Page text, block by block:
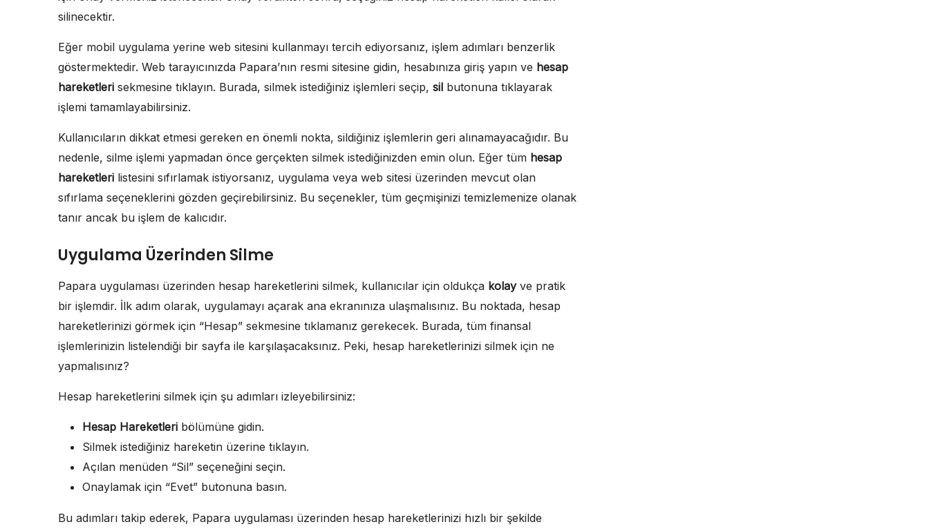
silinecektir.
Eğer mobil uygulama yerine web sitesini kullanmayı tercih ediyorsanız, işlem adımları benzerlik
göstermektedir. Web tarayıcınızda Papara’nın resmi sitesine gidin, hesabınıza giriş yapın ve hesap
hareketleri sekmesine tıklayın. Burada, silmek istediğiniz işlemleri seçip, sil butonuna tıklayarak
işlemi tamamlayabilirsiniz.
Kullanıcıların dikkat etmesi gereken en önemli nokta, sildiğiniz işlemlerin geri alınamayacağıdır. Bu
nedenle, silme işlemi yapmadan önce gerçekten silmek istediğinizden emin olun. Eğer tüm hesap
hareketleri listesini sıfırlamak istiyorsanız, uygulama veya web sitesi üzerinden mevcut olan
sıfırlama seçeneklerini gözden geçirebilirsiniz. Bu seçenekler, tüm geçmişinizi temizlemenize olanak
tanır ancak bu işlem de kalıcıdır.
Uygulama Üzerinden Silme
Papara uygulaması üzerinden hesap hareketlerini silmek, kullanıcılar için oldukça kolayve pratik
bir işlemdir. İlk adım olarak, uygulamayı açarak ana ekranınıza ulaşmalısınız. Bu noktada, hesap
hareketlerinizi görmek için “Hesap” sekmesine tıklamanız gerekecek. Burada, tüm finansal
işlemlerinizin listelendiği bir sayfa ile karşılaşacaksınız. Peki, hesap hareketlerinizi silmek için ne
yapmalısınız?
Hesap hareketlerini silmek için şu adımları izleyebilirsiniz:
Hesap Hareketleri bölümüne gidin.
Silmek istediğiniz hareketin üzerine tıklayın.
Açılan menüden “Sil” seçeneğini seçin.
Onaylamak için “Evet” butonuna basın.
Bu adımları takip ederek, Papara uygulaması üzerinden hesap hareketlerinizi hızlı bir şekilde